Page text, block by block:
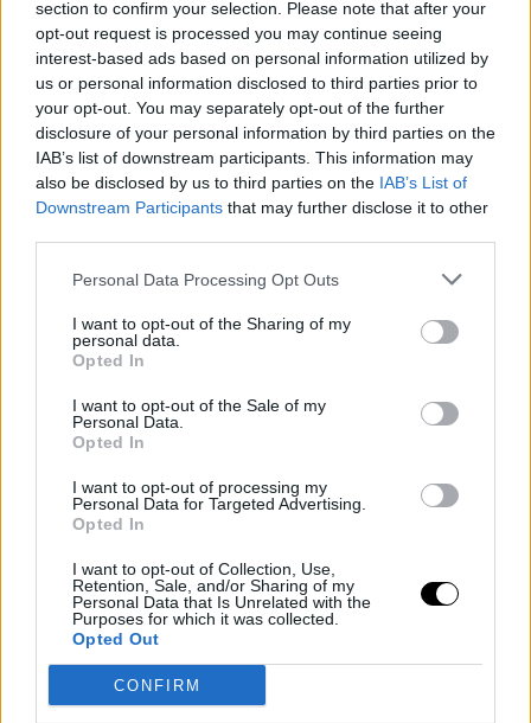
section to confirm your selection. Please note that after your
opt-out request is processed you may continue seeing
interest-based ads based on personal information utilized by
us or personal information disclosed to third parties prior to
your opt-out. You may separately opt-out of the further
disclosure of your personal information by third parties on the
IAB’s list of downstream participants. This information may
also be disclosed by us to third parties on the IAB’s List of
Downstream Participants that may further disclose it to other
Personal Data Processing Opt Outs
I want to opt-out of the Sharing of my
personal data.
Opted In
I want to opt-out of the Sale of my
Personal Data.
Opted In
I want to opt-out of processing my
Personal Data for Targeted Advertising.
Opted In
I want to opt-out of Collection, Use,
Retention, Sale, and/or Sharing of my
Personal Data that Is Unrelated with the
Purposes for which it was collected.
Opted Out
CONFIRM
Magyar blokád az uniós
szankciók és ukrán segélyek
útján
A cikk hangos változata mesterséges intelligencia
alapú technológiával készült. Előfordulhatnak
kiejtési hibák. Partnereinkkel együttműködve
folyamatosan felülvizsgáljuk és javítjuk az
eredményeket.Magyarország fenyegetőzött azzal,
hogy megvétózza az Európai Unió Oroszország
elleni új…
8 márc, 2026 ByRooby
Neural Hírek